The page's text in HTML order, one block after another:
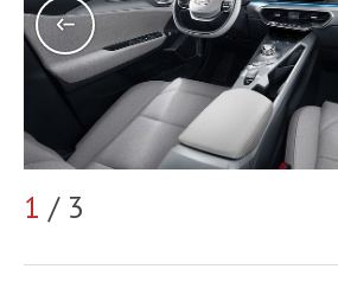
1 / 3